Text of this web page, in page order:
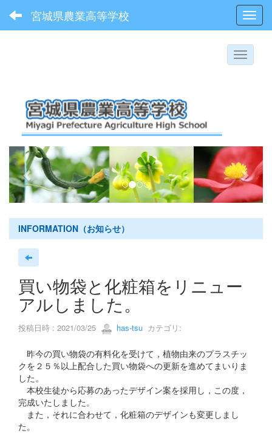
宮城県農業高等学校
p
r
e
i
o
u
n
e
x
t
INFORMATION（お知らせ）
買い物袋と化粧箱をリニュー
アルしました。
投稿日時 : 2021/03/25 has-tsu カテゴリ:
昨今の買い物袋の有料化を受けて，植物由来のプラスチッ
クを２５％以上配合した買い物袋への更新を進めてまいりま
した。
本校生徒から応募のあったデザイン案を採用し，この度，
完成いたしました。
また，それに合わせて，化粧箱のデザインも変更しまし
た。